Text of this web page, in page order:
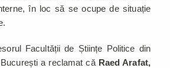
în loc să se ocupe de situație
Facultății de Științe Politice din
a reclamat căRaed Arafat,